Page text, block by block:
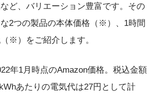
ど、バリエーション豊富です。その
2つの製品の本体価格（※）、1時間
※）をご紹介します。
年1月時点のAmazon価格。税込金額
あたりの電気代は27円として計